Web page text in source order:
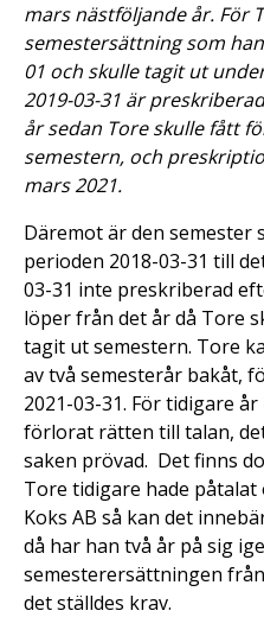
mars nästföljande år. För
semestersättning som
01 och skulle tagit ut
2019-03-31 är
år sedan Tore skulle fått
semestern, och
mars 2021.
Däremot är den semester
perioden 2018-03-31 till
03-31 inte preskriberad
löper från det år då Tore
tagit ut semestern. Tore
av två semesterår bakåt,
2021-03-31. För tidigare
förlorat rätten till talan,
saken prövad. Det finns
Tore tidigare hade
Koks AB så kan det
då har han två år på sig
semesterersättningen
det ställdes krav.